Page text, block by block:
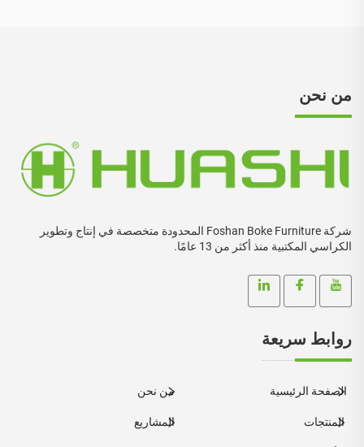
من نحن
شركة Foshan Boke Furniture المحدودة متخصصة في إنتاج وتطوير
الكراسي المكتبية منذ أكثر من 13 عامًا.
روابط سريعة
الصفحة الرئيسية من نحن
المنتجات المشاريع